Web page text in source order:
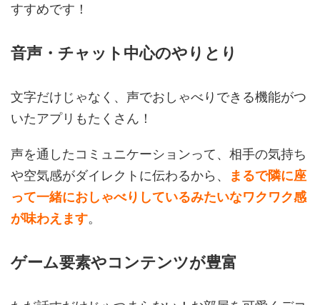
すすめです！
音声・チャット中心のやりとり
文字だけじゃなく、声でおしゃべりできる機能がつ
いたアプリもたくさん！
声を通したコミュニケーションって、相手の気持ち
や空気感がダイレクトに伝わるから、
まるで隣に座
って一緒におしゃべりしているみたいなワクワク感
が味わえます。
ゲーム要素やコンテンツが豊富